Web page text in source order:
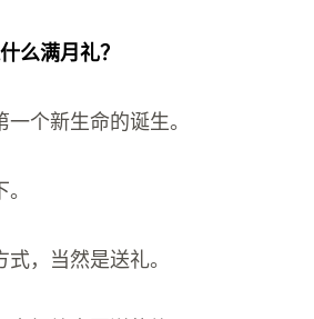
么满月礼？
个新生命的诞生。
，当然是送礼。